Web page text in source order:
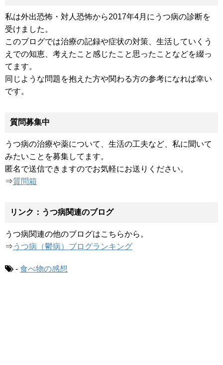
私は外出恐怖・対人恐怖から2017年4月にうつ病の診断を
受けました。
このブログでは治療の記録や症状の対策、生活していくう
えでの知恵、考えたこと感じたこと思ったことなどを綴っ
てます。
同じような問題を抱えた方や関わる方の参考になれば幸い
です。
質問募集中
うつ病の治療や薬について、生活の工夫など、私に聞いて
みたいことを募集してます。
匿名で送信できますのでお気軽にお送りください。
⇒質問箱
リンク：うつ病関連のブログ
うつ病関連の他のブログはこちらから。
⇒ うつ病（鬱病）ブログランキング
- 食べ物の感想